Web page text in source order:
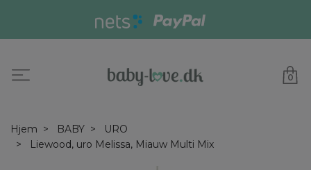
0
Hjem BABY
URO
Liewood, uro Melissa, Miauw Multi Mix